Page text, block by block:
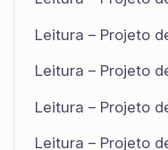
Leitura – Projeto
Leitura – Projeto
Leitura – Projeto
Leitura – Projeto